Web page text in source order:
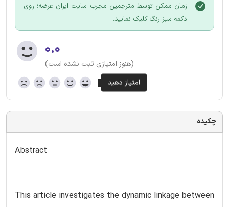
زمان ممکن توسط مترجمین مجرب سایت ایران عرضه؛ روی
دکمه سبز رنگ کلیک نمایید.
۰.۰
(هنوز امتیازی ثبت نشده است)
چکیده
Abstract
This article investigates the dynamic linkage between